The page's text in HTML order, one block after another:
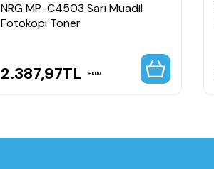
NRG MP-C4503 Sarı Muadil
Fotokopi Toner
2.387,97TL KDV